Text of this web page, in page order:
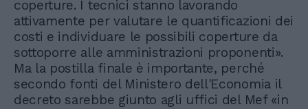
coperture. I tecnici stanno lavorando
attivamente per valutare le quantificazioni dei
costi e individuare le possibili coperture da
sottoporre alle amministrazioni proponenti».
Ma la postilla finale è importante, perché
secondo fonti del Ministero dell'Economia il
decreto sarebbe giunto agli uffici del Mef «in